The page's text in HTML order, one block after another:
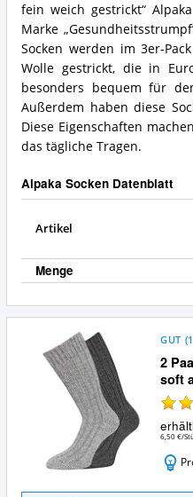
fein weich gestrickt“
Marke
Socken werden im 3er-
Wolle gestrickt, die in
besonders bequem für
Außerdem haben diese
Diese Eigenschaften
das tägliche Tragen.
Alpaka Socken Datenblatt
Artikel
Menge
2
soft
GUT (
6,50 €/